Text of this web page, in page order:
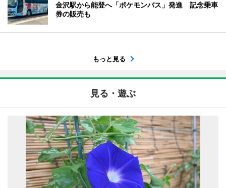
金沢駅から能登へ「ポケモンバス」発進 記念乗車
券の販売も
もっと見る
見る・遊ぶ